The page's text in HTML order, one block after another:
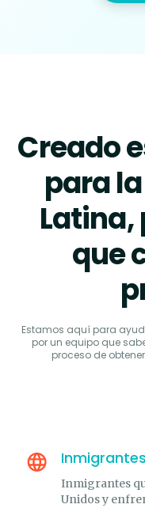
Creado
para
Latina,
que
Estamos aquí para
por un equipo que
proceso de
Inmigrantes
Inmigrantes
Unidos y